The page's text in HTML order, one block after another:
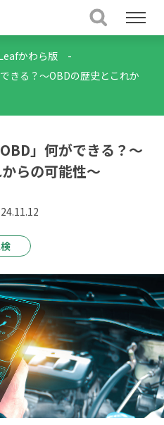
かわら版
-
きる？～OBDの歴史とこれか
」何ができる？～
らの可能性～